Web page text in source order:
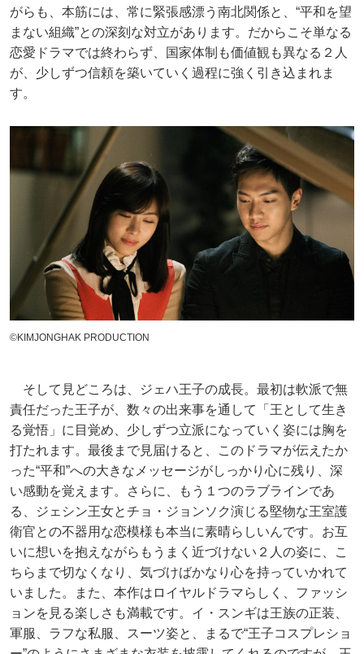
がらも、本筋には、常に緊張感漂う南北関係と、“平和を望
まない組織”との深刻な対立があります。だからこそ単なる
恋愛ドラマでは終わらず、国家体制も価値観も異なる２人
が、少しずつ信頼を築いていく過程に強く引き込まれま
す。
©KIMJONGHAK PRODUCTION
そして見どころは、ジェハ王子の成長。最初は軟派で無
責任だった王子が、数々の出来事を通して「王として生き
る覚悟」に目覚め、少しずつ立派になっていく姿には胸を
打たれます。最後まで見届けると、このドラマが伝えたか
った“平和”への大きなメッセージがしっかり心に残り、深
い感動を覚えます。さらに、もう１つのラブラインであ
る、ジェシン王女とチョ・ジョンソク演じる堅物な王室護
衛官との不器用な恋模様も本当に素晴らしいんです。お互
いに想いを抱えながらもうまく近づけない２人の姿に、こ
ちらまで切なくなり、気づけばかなり心を持っていかれて
いました。また、本作はロイヤルドラマらしく、ファッシ
ョンを見る楽しさも満載です。イ・スンギは王族の正装、
軍服、ラフな私服、スーツ姿と、まるで“王子コスプレショ